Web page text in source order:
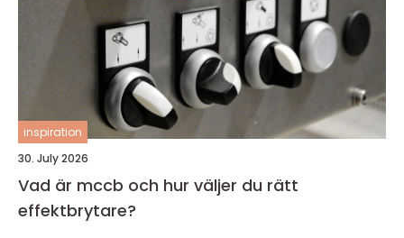
inspiration
30. July 2026
Vad är mccb och hur väljer du rätt
effektbrytare?